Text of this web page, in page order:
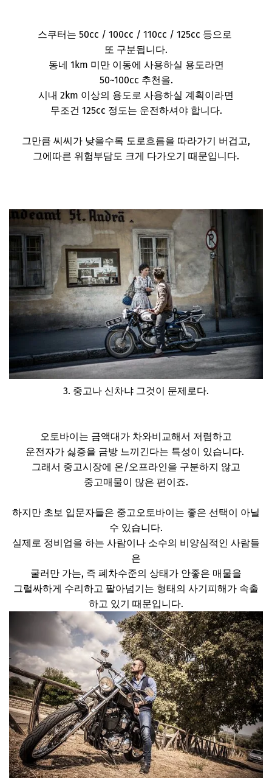
스쿠터는 50cc / 100cc / 110cc / 125cc 등으로
또 구분됩니다.
동네 1km 미만 이동에 사용하실 용도라면
50~100cc 추천을.
시내 2km 이상의 용도로 사용하실 계획이라면
무조건 125cc 정도는 운전하셔야 합니다.
그만큼 씨씨가 낮을수록 도로흐름을 따라가기 버겁고,
그에따른 위험부담도 크게 다가오기 때문입니다.
3. 중고나 신차냐 그것이 문제로다.
오토바이는 금액대가 차와비교해서 저렴하고
운전자가 싫증을 금방 느끼긴다는 특성이 있습니다.
그래서 중고시장에 온/오프라인을 구분하지 않고
중고매물이 많은 편이죠.
하지만 초보 입문자들은 중고오토바이는 좋은 선택이 아닐
수 있습니다.
실제로 정비업을 하는 사람이나 소수의 비양심적인 사람들
은
굴러만 가는, 즉 폐차수준의 상태가 안좋은 매물을
그럴싸하게 수리하고 팔아넘기는 형태의 사기피해가 속출
하고 있기 때문입니다.